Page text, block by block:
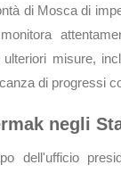
di Mosca di
misure,
di progressi
negli
dell'ufficio